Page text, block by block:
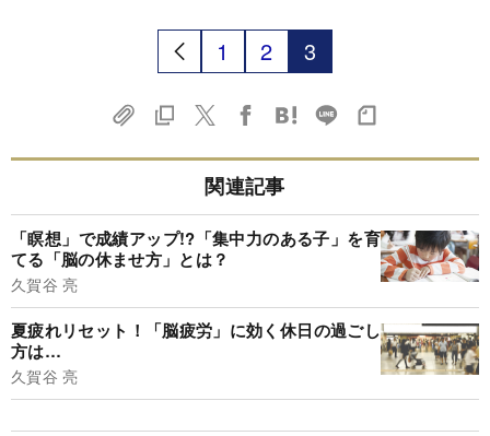
1 2 3
関連記事
「瞑想」で成績アップ!?「集中力のある子」を育
てる「脳の休ませ方」とは？
久賀谷 亮
夏疲れリセット！「脳疲労」に効く休日の過ごし
方は…
久賀谷 亮